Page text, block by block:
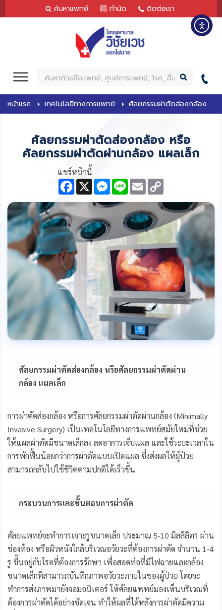
ค้นหาแพทย์ ทำนัด ติดต่อเรา
ห
า
หน้าแรก เทคโนโลยีทางการแพทย์ ศัลยกรรมผ่าตัดส่องกล้อง...
ศัลยกรรมผ่าตัดส่องกล้อง หรือ
ศัลยกรรมผ่าตัดผ่านกล้อง แผลเล็ก
แชร์หน้านี้
F
e
b
o
k
X M
e
s
n
g
e
r
L E
m
l
y
L
i
n
ศัลยกรรมผ่าตัดส่องกล้อง หรือศัลยกรรมผ่าตัดผ่าน
กล้อง แผลเล็ก
การผ่าตัดส่องกล้อง หรือการศัลยกรรมผ่าตัดผ่านกล้อง (Minimally
Invasive Surgery) เป็นเทคโนโลยีทางการแพทย์สมัยใหม่ที่ช่วย
ให้แผลผ่าตัดมีขนาดเล็กลง ลดอาการเจ็บแผล และใช้ระยะเวลาใน
การพักฟื้นน้อยกว่าการผ่าตัดแบบเปิดแผล ซึ่งส่งผลให้ผู้ป่วย
สามารถกลับไปใช้ชีวิตตามปกติได้เร็วขึ้น
กระบวนการและขั้นตอนการผ่าตัด
ศัลยแพทย์จะทำการเจาะรูขนาดเล็ก ประมาณ 5-10 มิลลิลิตร ผ่าน
ช่องท้อง หรือผิวหนังใกล้บริเวณอวัยวะที่ต้องการผ่าตัด จำนวน 1-4
รู ขึ้นอยู่กับโรคที่ต้องการรักษา เพื่อสอดท่อที่มีไฟฉายและกล้อง
ขนาดเล็กที่สามารถบันทึกภาพอวัยวะภายในของผู้ป่วย โดยจะ
ทำการส่งภาพมายังจอมอนิเตอร์ ให้ศัลยแพทย์มองเห็นบริเวณที่
ต้องการผ่าตัดได้อย่างชัดเจน ทำให้ผลที่ได้หลังการผ่าตัดมีความ